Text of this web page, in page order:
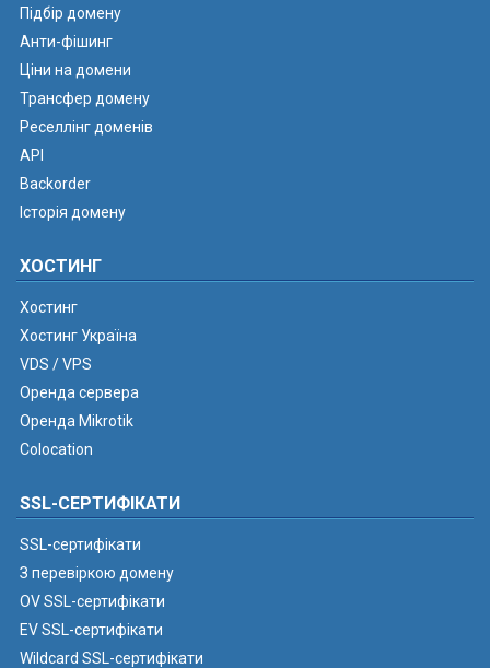
Підбір домену
Анти-фішинг
Ціни на домени
Трансфер домену
Реселлінг доменів
API
Backorder
Історія домену
ХОСТИНГ
Хостинг
Хостинг Україна
VDS / VPS
Оренда сервера
Оренда Mikrotik
Colocation
SSL-СЕРТИФІКАТИ
SSL-сертифікати
З перевіркою домену
OV SSL-сертифікати
EV SSL-сертифікати
Wildcard SSL-сертифікати